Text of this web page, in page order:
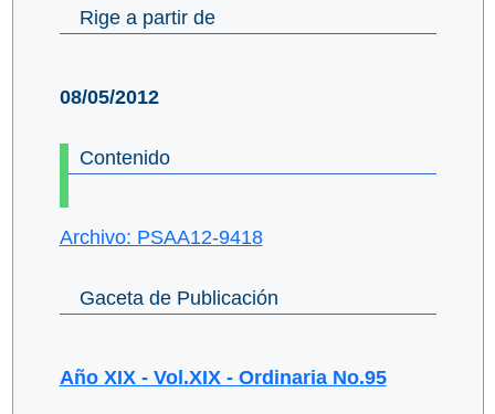
Rige a partir de
08/05/2012
Contenido
Archivo: PSAA12-9418
Gaceta de Publicación
Año XIX - Vol.XIX - Ordinaria No.95